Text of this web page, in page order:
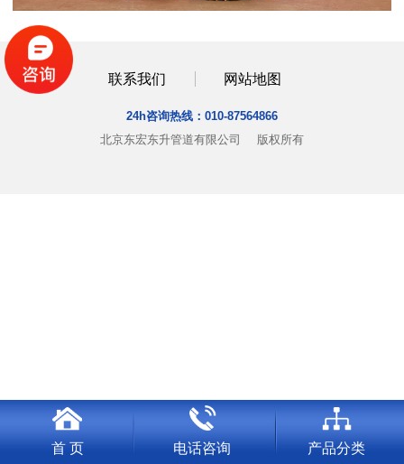
联系我们 网站地图
24h咨询热线： 010-87564866
北京东宏东升管道有限公司
版权所有
首 页 电话咨询 产品分类